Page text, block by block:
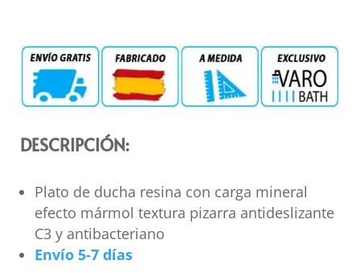
DESCRIPCIÓN:
Plato de ducha resina con carga mineral
efecto mármol textura pizarra antideslizante
C3 y antibacteriano
Envío 5-7 días